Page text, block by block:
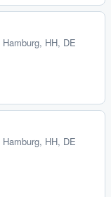
Hamburg, HH, DE
Hamburg, HH, DE